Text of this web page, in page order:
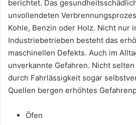
berichtet. Das
unvollendeten
Kohle, Benzin oder Holz. Nicht nur
Industriebetrieben besteht das
maschinellen Defekts. Auch im
unverkannte Gefahren. Nicht
durch Fahrlässigkeit sogar
Quellen bergen erhöhtes
Öfen